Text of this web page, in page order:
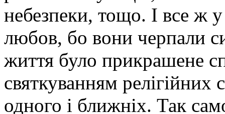
небезпеки, тощо. І все ж у
любов, бо вони черпали
життя було прикрашене
святкуванням
одного і ближніх. Так